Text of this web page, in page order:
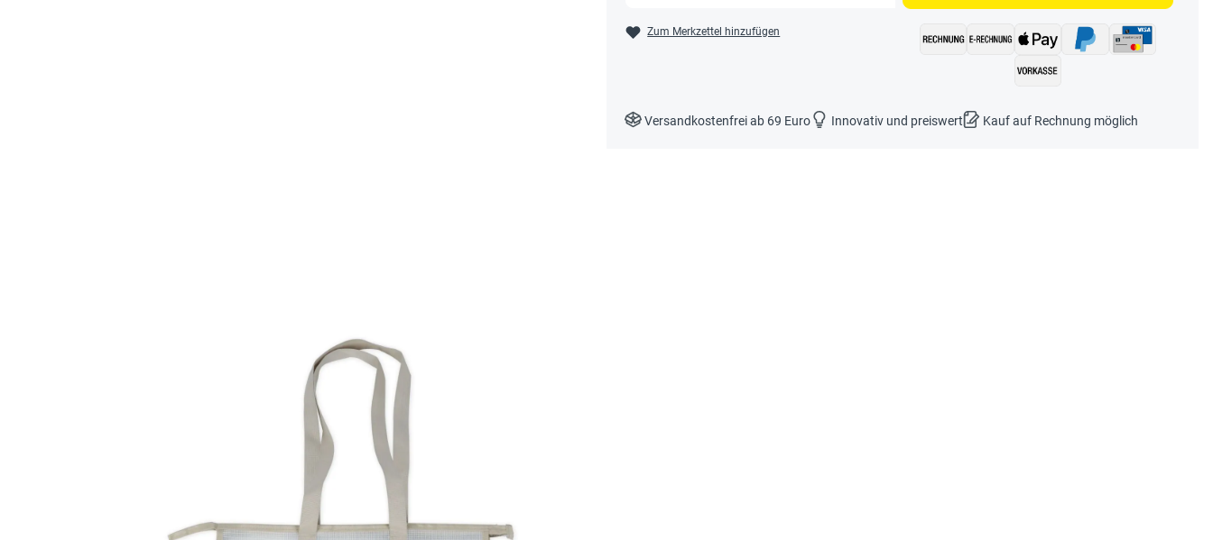
Zum Merkzettel hinzufügen
Versandkostenfrei ab 69 Euro Innovativ und preiswert Kauf auf Rechnung möglich